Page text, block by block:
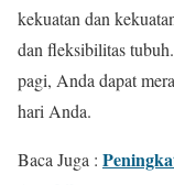
kekuatan dan
dan fleksibilitas
pagi, Anda dapat
hari Anda.
Baca Juga :